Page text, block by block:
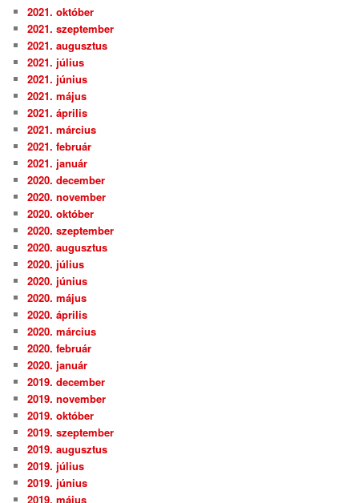
2021. október
2021. szeptember
2021. augusztus
2021. július
2021. június
2021. május
2021. április
2021. március
2021. február
2021. január
2020. december
2020. november
2020. október
2020. szeptember
2020. augusztus
2020. július
2020. június
2020. május
2020. április
2020. március
2020. február
2020. január
2019. december
2019. november
2019. október
2019. szeptember
2019. augusztus
2019. július
2019. június
2019. május